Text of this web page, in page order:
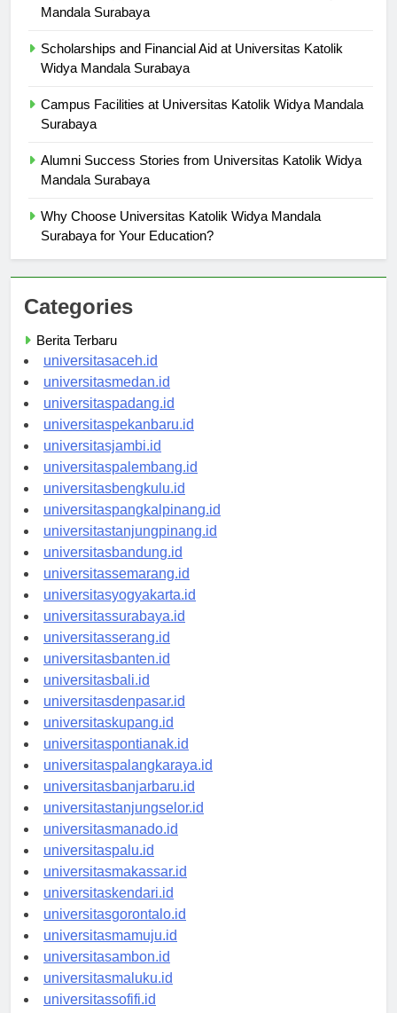
Research Opportunities at Universitas Katolik Widya
Scholarships and Financial Aid at Universitas Katolik
Campus Facilities at Universitas Katolik Widya Mandala
Alumni Success Stories from Universitas Katolik Widya
Why Choose Universitas Katolik Widya Mandala
Categories
Berita Terbaru
universitasaceh.id
universitasmedan.id
universitaspadang.id
universitaspekanbaru.id
universitasjambi.id
universitaspalembang.id
universitasbengkulu.id
universitaspangkalpinang.id
universitastanjungpinang.id
universitasbandung.id
universitassemarang.id
universitasyogyakarta.id
universitassurabaya.id
universitasserang.id
universitasbanten.id
universitasbali.id
universitasdenpasar.id
universitaskupang.id
universitaspontianak.id
universitaspalangkaraya.id
universitasbanjarbaru.id
universitastanjungselor.id
universitasmanado.id
universitaspalu.id
universitasmakassar.id
universitaskendari.id
universitasgorontalo.id
universitasmamuju.id
universitasambon.id
universitasmaluku.id